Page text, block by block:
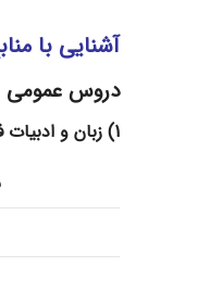
آشنایی با
دروس عمومی
1) زبان و ادبیات فارسی